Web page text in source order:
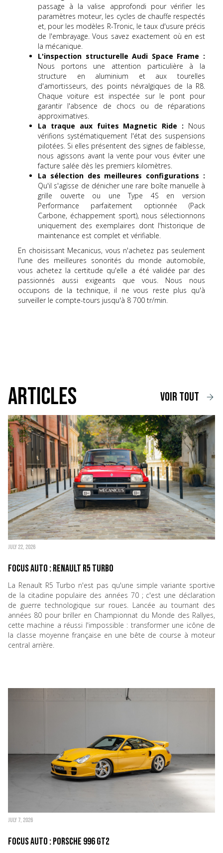
passage à la valise approfondi pour vérifier les
paramètres moteur, les cycles de chauffe respectés
et, pour les modèles R-Tronic, le taux d'usure précis
de l'embrayage. Vous savez exactement où en est
la mécanique.
L'inspection structurelle Audi Space Frame :
Nous portons une attention particulière à la
structure en aluminium et aux tourelles
d'amortisseurs, des points névralgiques de la R8.
Chaque voiture est inspectée sur le pont pour
garantir l'absence de chocs ou de réparations
approximatives.
La traque aux fuites Magnetic Ride : Nous
vérifions systématiquement l'état des suspensions
pilotées. Si elles présentent des signes de faiblesse,
nous agissons avant la vente pour vous éviter une
facture salée dès les premiers kilomètres.
La sélection des meilleures configurations :
Qu'il s'agisse de dénicher une rare boîte manuelle à
grille ouverte ou une Type 4S en version
Performance parfaitement optionnée (Pack
Carbone, échappement sport), nous sélectionnons
uniquement des exemplaires dont l'historique de
maintenance est complet et vérifiable.
En choisissant Mecanicus, vous n'achetez pas seulement
l'une des meilleures sonorités du monde automobile,
vous achetez la certitude qu'elle a été validée par des
passionnés aussi exigeants que vous. Nous nous
occupons de la technique, il ne vous reste plus qu'à
surveiller le compte-tours jusqu'à 8 700 tr/min.
Articles voir tout
JULY 22, 2026
Focus Auto : Renault R5 Turbo
La Renault R5 Turbo n'est pas qu'une simple variante sportive
de la citadine populaire des années 70 ; c'est une déclaration
de guerre technologique sur roues. Lancée au tournant des
années 80 pour briller en Championnat du Monde des Rallyes,
cette machine a réussi l'impossible : transformer une icône de
la classe moyenne française en une bête de course à moteur
central arrière.
JULY 7, 2026
Focus Auto : Porsche 996 GT2